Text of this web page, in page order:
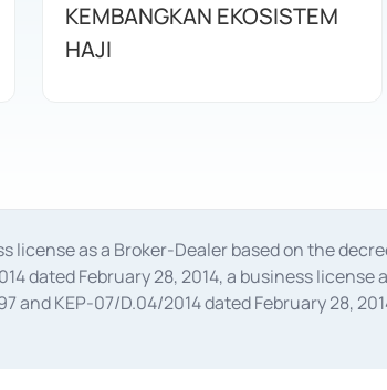
KEMBANGKAN EKOSISTEM
HAJI
license as a Broker-Dealer based on the
dated February 28, 2014, a business
and KEP-07/D.04/2014 dated February 28,
decree of the Financial Services Authority